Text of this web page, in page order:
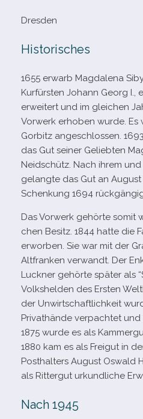
Dresden
Historisches
1655 erwarb Magdalena
Kurfürsten Johann Georg I.,
erwei­tert und im glei­chen
Vorwerk erho­ben wurde.
Gorbitz ange­schlos­sen.
das Gut sei­ner Geliebten
Neidschütz. Nach ihrem
gelangte das Gut an
Schenkung 1694
Das Vorwerk gehörte somit
chen Besitz. 1844 hatte die
erwor­ben. Sie war mit der
Altfranken ver­wandt. Der
Luckner gehörte spä­ter als
Volkshelden des Ersten
der Unwirtschaftlichkeit
Privathände ver­pach­tet
1875 wurde es als
1880 kam es als Freigut in
Posthalters August Oswald
als Rittergut urkund­li­che
Nach 1945